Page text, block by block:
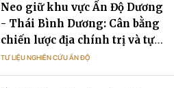
Neo giữ khu vực Ấn Độ Dương
- Thái Bình Dương: Cân bằng
chiến lược địa chính trị và tự
cường chuỗi cung ứng trong
quan hệ Ấn Độ - Việt Nam
TƯ LIỆU NGHIÊN CỨU ẤN ĐỘ